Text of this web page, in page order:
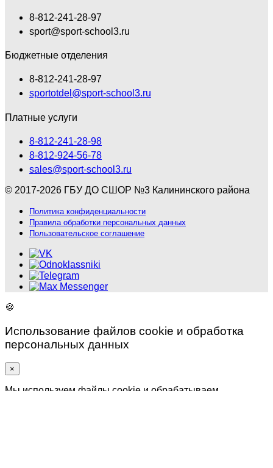
8-812-241-28-97
sport@sport-school3.ru
Бюджетные отделения
8-812-241-28-97
sportotdel@sport-school3.ru
Платные услуги
8-812-241-28-98
8-812-924-56-78
sales@sport-school3.ru
© 2017-2026 ГБУ ДО СШОР №3 Калининского района
Политика конфиденциальности
Правила обработки персональных данных
Пользовательское соглашение
🍪
Использование файлов cookie и обработка
персональных данных
×
Мы используем файлы cookie и обрабатываем